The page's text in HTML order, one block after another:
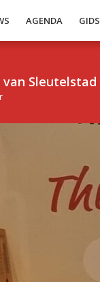
AGENDA GIDS
van Sleutelstad